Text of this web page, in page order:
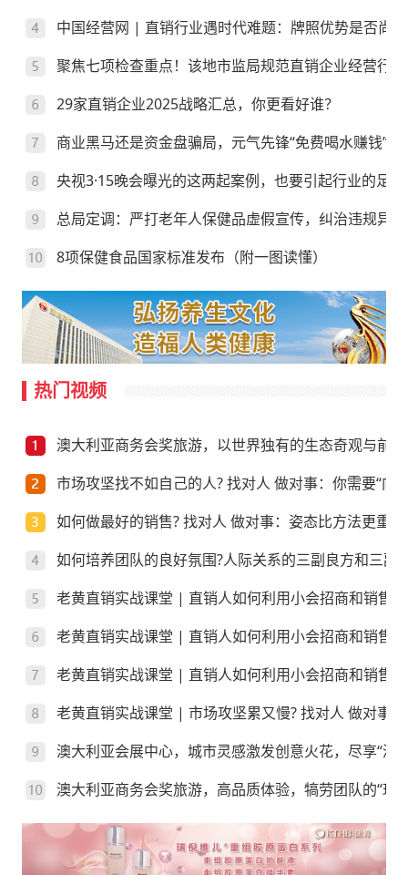
中国经营网 | 直销行业遇时代难题：牌照优势是否尚存
聚焦七项检查重点！该地市监局规范直销企业经营行为
29家直销企业2025战略汇总，你更看好谁？
商业黑马还是资金盘骗局，元气先锋“免费喝水赚钱”靠
央视3·15晚会曝光的这两起案例，也要引起行业的足
总局定调：严打老年人保健品虚假宣传，纠治违规异
8项保健食品国家标准发布（附一图读懂）
热门视频
澳大利亚商务会奖旅游，以世界独有的生态奇观与前
市场攻坚找不如自己的人? 找对人 做对事：你需要“向
如何做最好的销售? 找对人 做对事：姿态比方法更重要!
如何培养团队的良好氛围?人际关系的三副良方和三副
老黄直销实战课堂 | 直销人如何利用小会招商和销售
老黄直销实战课堂 | 直销人如何利用小会招商和销售
老黄直销实战课堂 | 直销人如何利用小会招商和销售
老黄直销实战课堂 | 市场攻坚累又慢? 找对人 做对事
澳大利亚会展中心，城市灵感激发创意火花，尽享“澳”
澳大利亚商务会奖旅游，高品质体验，犒劳团队的“玩”